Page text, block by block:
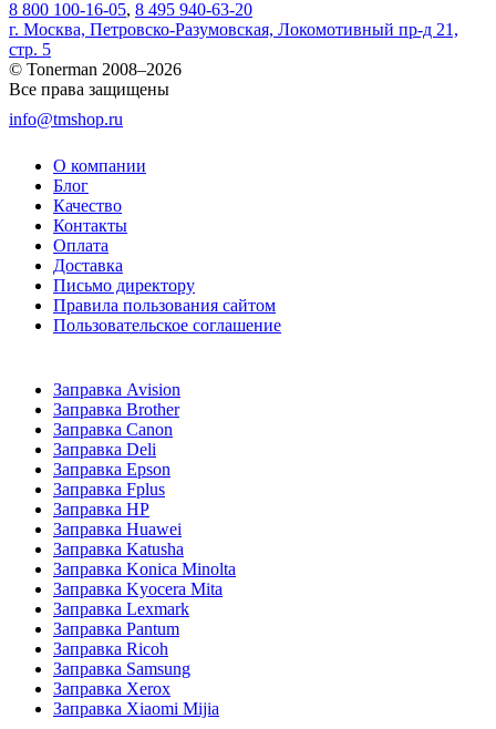
8 800 100-16-05, 8 495 940-63-20
г. Москва, Петровско-Разумовская, Локомотивный пр-д 21,
стр. 5
© Tonerman 2008–2026
Все права защищены
info@tmshop.ru
О компании
Блог
Качество
Контакты
Оплата
Доставка
Письмо директору
Правила пользования сайтом
Пользовательское соглашение
Заправка Avision
Заправка Brother
Заправка Canon
Заправка Deli
Заправка Epson
Заправка Fplus
Заправка HP
Заправка Huawei
Заправка Katusha
Заправка Konica Minolta
Заправка Kyocera Mita
Заправка Lexmark
Заправка Pantum
Заправка Ricoh
Заправка Samsung
Заправка Xerox
Заправка Xiaomi Mijia